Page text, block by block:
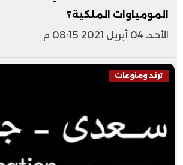
المومياوات الملكية؟
الأحد، 04 أبريل 2021 08:15 م
ترند ومنوعات